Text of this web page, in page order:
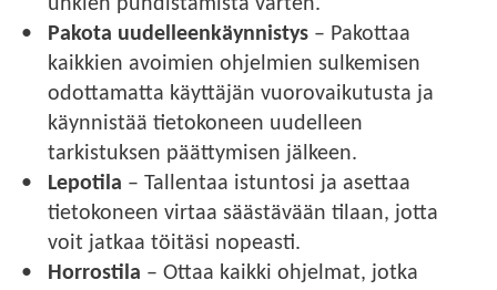
Pakota uudelleenkäynnistys – Pakottaa
kaikkien avoimien ohjelmien sulkemisen
odottamatta käyttäjän vuorovaikutusta ja
käynnistää tietokoneen uudelleen
tarkistuksen päättymisen jälkeen.
Lepotila – Tallentaa istuntosi ja asettaa
tietokoneen virtaa säästävään tilaan, jotta
voit jatkaa töitäsi nopeasti.
Horrostila – Ottaa kaikki ohjelmat, jotka